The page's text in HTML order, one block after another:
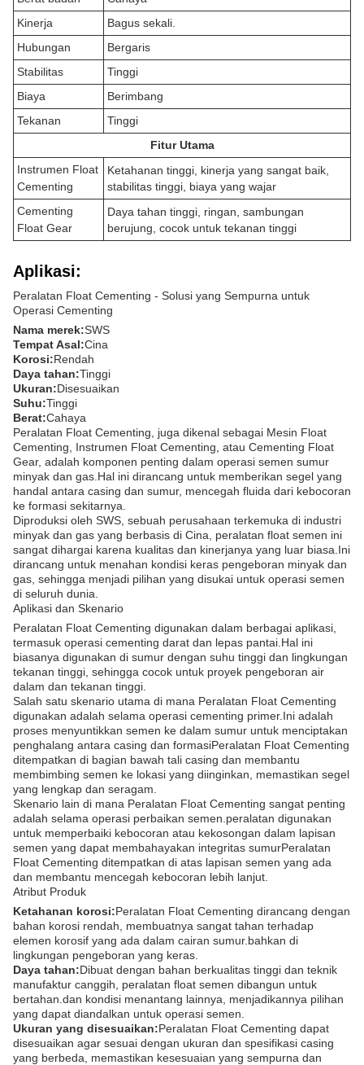
Kinerja
Bagus sekali.
Hubungan
Bergaris
Stabilitas
Tinggi
Biaya
Berimbang
Tekanan
Tinggi
Fitur Utama
Instrumen Float
Cementing
Ketahanan tinggi, kinerja yang sangat baik,
stabilitas tinggi, biaya yang wajar
Cementing
Float Gear
Daya tahan tinggi, ringan, sambungan
berujung, cocok untuk tekanan tinggi
Aplikasi:
Peralatan Float Cementing - Solusi yang Sempurna untuk
Operasi Cementing
Nama merek:SWS
Tempat Asal:Cina
Korosi:Rendah
Daya tahan:Tinggi
Ukuran:Disesuaikan
Suhu:Tinggi
Berat:Cahaya
Peralatan Float Cementing, juga dikenal sebagai Mesin Float
Cementing, Instrumen Float Cementing, atau Cementing Float
Gear, adalah komponen penting dalam operasi semen sumur
minyak dan gas.Hal ini dirancang untuk memberikan segel yang
handal antara casing dan sumur, mencegah fluida dari kebocoran
ke formasi sekitarnya.
Diproduksi oleh SWS, sebuah perusahaan terkemuka di industri
minyak dan gas yang berbasis di Cina, peralatan float semen ini
sangat dihargai karena kualitas dan kinerjanya yang luar biasa.Ini
dirancang untuk menahan kondisi keras pengeboran minyak dan
gas, sehingga menjadi pilihan yang disukai untuk operasi semen
di seluruh dunia.
Aplikasi dan Skenario
Peralatan Float Cementing digunakan dalam berbagai aplikasi,
termasuk operasi cementing darat dan lepas pantai.Hal ini
biasanya digunakan di sumur dengan suhu tinggi dan lingkungan
tekanan tinggi, sehingga cocok untuk proyek pengeboran air
dalam dan tekanan tinggi.
Salah satu skenario utama di mana Peralatan Float Cementing
digunakan adalah selama operasi cementing primer.Ini adalah
proses menyuntikkan semen ke dalam sumur untuk menciptakan
penghalang antara casing dan formasiPeralatan Float Cementing
ditempatkan di bagian bawah tali casing dan membantu
membimbing semen ke lokasi yang diinginkan, memastikan segel
yang lengkap dan seragam.
Skenario lain di mana Peralatan Float Cementing sangat penting
adalah selama operasi perbaikan semen.peralatan digunakan
untuk memperbaiki kebocoran atau kekosongan dalam lapisan
semen yang dapat membahayakan integritas sumurPeralatan
Float Cementing ditempatkan di atas lapisan semen yang ada
dan membantu mencegah kebocoran lebih lanjut.
Atribut Produk
Ketahanan korosi:Peralatan Float Cementing dirancang dengan
bahan korosi rendah, membuatnya sangat tahan terhadap
elemen korosif yang ada dalam cairan sumur.bahkan di
lingkungan pengeboran yang keras.
Daya tahan:Dibuat dengan bahan berkualitas tinggi dan teknik
manufaktur canggih, peralatan float semen dibangun untuk
bertahan.dan kondisi menantang lainnya, menjadikannya pilihan
yang dapat diandalkan untuk operasi semen.
Ukuran yang disesuaikan:Peralatan Float Cementing dapat
disesuaikan agar sesuai dengan ukuran dan spesifikasi casing
yang berbeda, memastikan kesesuaian yang sempurna dan